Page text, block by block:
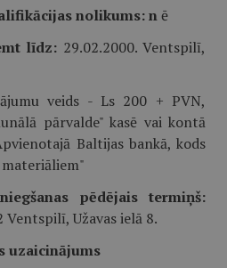
nolikums: nē
līdz: 29.02.2000. Ventspilī,
veids - Ls 200 + PVN,
pārvalde" kasē vai kontā
Baltijas bankā, kods
pēdējais termiņš:
Užavas ielā 8.
uzaicinājums